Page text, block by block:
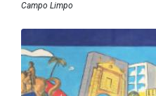
Campo Limpo